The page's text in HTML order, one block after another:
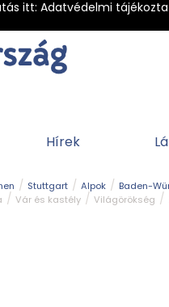
itt: Adatvédelmi
Hírek
Stuttgart Alpok Baden-
Vár és kastély Világörökség